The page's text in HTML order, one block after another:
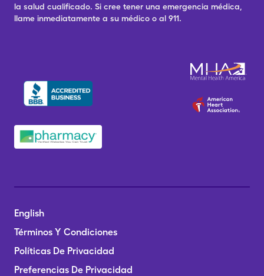
la salud cualificado. Si cree tener una emergencia médica,
llame inmediatamente a su médico o al 911.
English
Términos Y Condiciones
Políticas De Privacidad
Preferencias De Privacidad